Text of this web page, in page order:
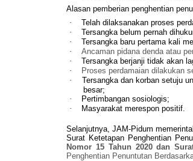
Alasan pemberian penghentian
·
Telah dilaksanakan proses
·
Tersangka belum pernah
·
Tersangka baru pertama kali
·
Ancaman pidana denda atau
·
Tersangka berjanji tidak akan
·
Proses perdamaian dilakukan
·
Tersangka dan korban setuju
besar;
·
Pertimbangan sosiologis;
·
Masyarakat merespon positif.
Selanjutnya, JAM-Pidum
Surat Ketetapan Penghentian
Nomor 15 Tahun 2020 dan
Penghentian Penuntutan